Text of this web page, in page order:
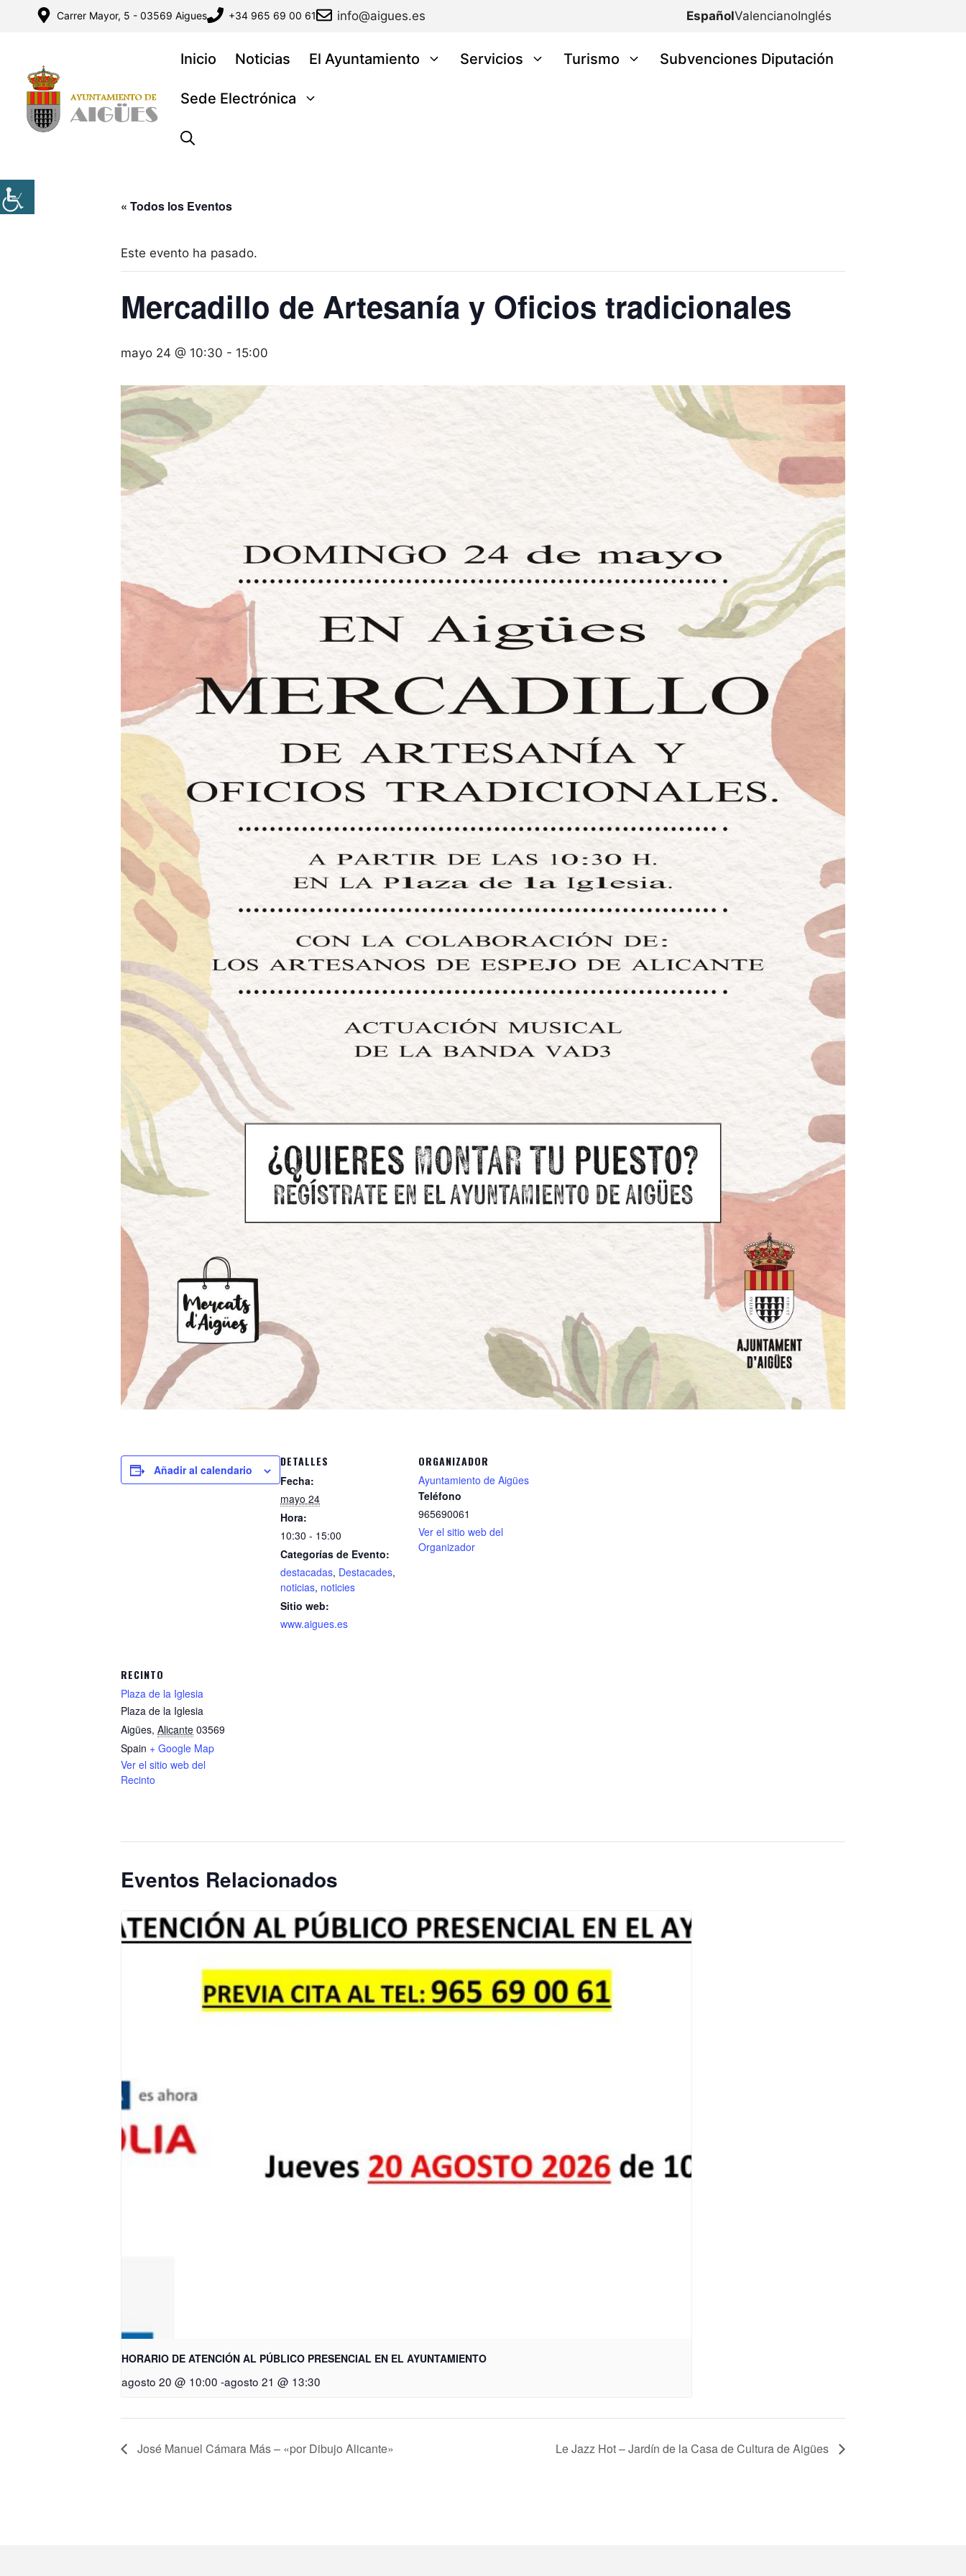
Carrer Mayor, 5 - 03569 Aigues +34 965 69 00 61 info@aigues.es EspañolValencianoInglés
Inicio Noticias El Ayuntamiento Servicios Turismo Subvenciones Diputación
Sede Electrónica
« Todos los Eventos
Este evento ha pasado.
Mercadillo de Artesanía y Oficios tradicionales
mayo 24 @ 10:30 - 15:00
Añadir al calendario
DETALLES
Fecha:
mayo 24
Hora:
10:30 - 15:00
Categorías de Evento:
destacadas, Destacades,
noticias, noticies
Sitio web:
www.aigues.es
ORGANIZADOR
Ayuntamiento de Aigües
Teléfono
965690061
Ver el sitio web del
Organizador
RECINTO
Plaza de la Iglesia
Plaza de la Iglesia
Aigües, Alicante 03569
Spain + Google Map
Ver el sitio web del
Recinto
Eventos Relacionados
HORARIO DE ATENCIÓN AL PÚBLICO PRESENCIAL EN EL AYUNTAMIENTO
agosto 20 @ 10:00 -agosto 21 @ 13:30
José Manuel Cámara Más – «por Dibujo Alicante» Le Jazz Hot – Jardín de la Casa de Cultura de Aigües